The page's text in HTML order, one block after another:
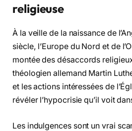
religieuse
À la veille de la naissance de
siècle, l’Europe du Nord et de
montée des désaccords
théologien allemand Martin
et les actions intéressées de
révéler l’hypocrisie qu’il voit
Les indulgences sont un vrai